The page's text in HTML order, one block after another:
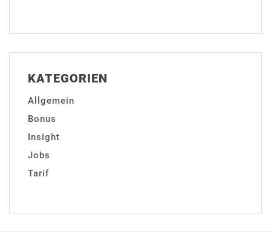
KATEGORIEN
Allgemein
Bonus
Insight
Jobs
Tarif